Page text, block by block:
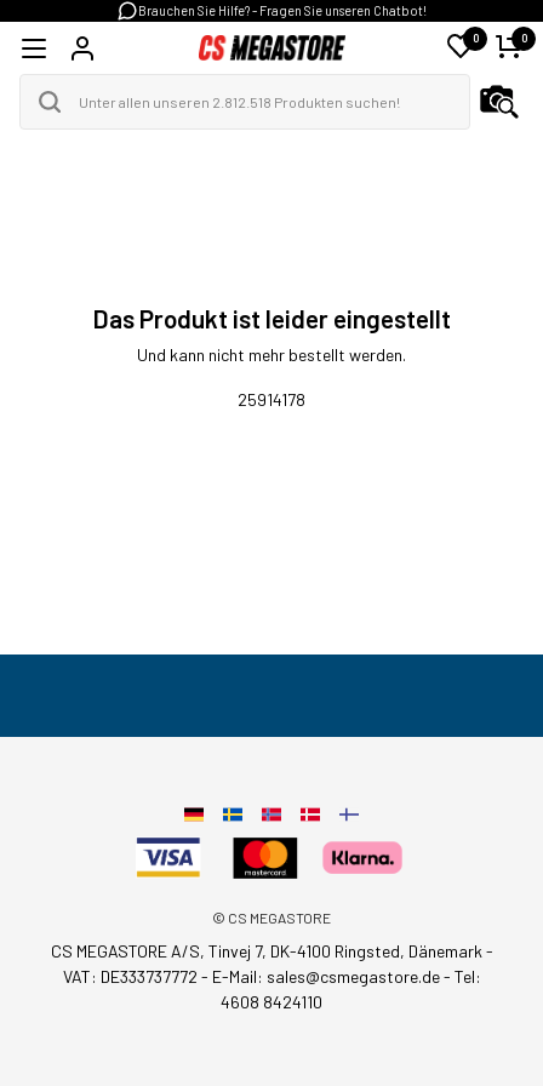
Brauchen Sie Hilfe? - Fragen Sie unseren Chatbot!
0 0
Das Produkt ist leider eingestellt
Und kann nicht mehr bestellt werden.
25914178
© CS MEGASTORE
CS MEGASTORE A/S, Tinvej 7, DK-4100 Ringsted, Dänemark -
VAT: DE333737772 - E-Mail: sales@csmegastore.de- Tel:
4608 8424110